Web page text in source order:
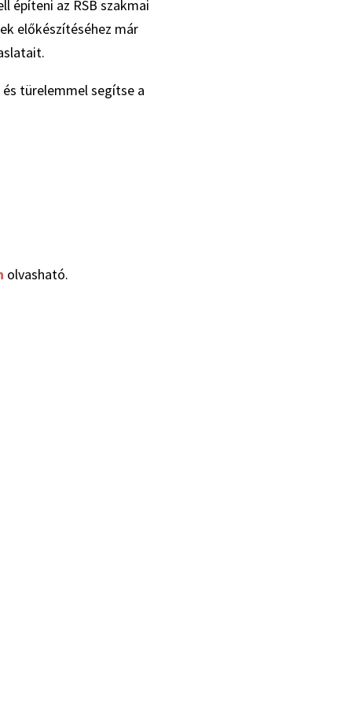
építeni az RSB szakmai
előkészítéséhez már
türelemmel segítse a
olvasható.